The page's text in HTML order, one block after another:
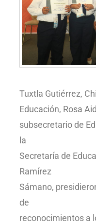
Tuxtla Gutiérrez,
Educación, Rosa
subsecretario de
la
Secretaría de
Ramírez
Sámano,
de
reconocimientos a